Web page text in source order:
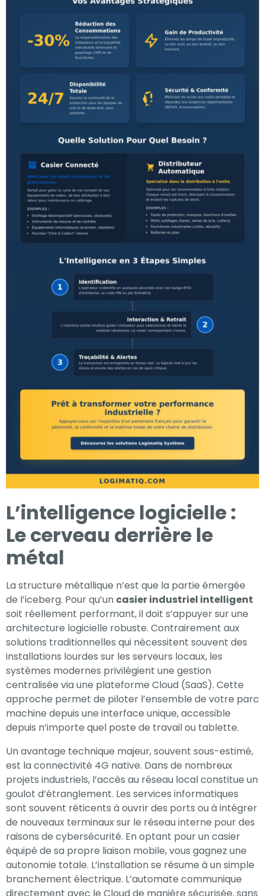
L’intelligence logicielle :
Le cerveau derrière le
métal
La structure métallique n’est que la partie émergée
de l’iceberg. Pour qu’un casier industriel intelligent
soit réellement performant, il doit s’appuyer sur une
architecture logicielle robuste. Contrairement aux
solutions traditionnelles qui nécessitent souvent des
installations lourdes sur les serveurs locaux, les
systèmes modernes privilégient une gestion
centralisée via une plateforme Cloud (SaaS). Cette
approche permet de piloter l’ensemble de votre parc
machine depuis une interface unique, accessible
depuis n’importe quel poste de travail ou tablette.
Un avantage technique majeur, souvent sous-estimé,
est la connectivité 4G native. Dans de nombreux
projets industriels, l’accès au réseau local constitue un
goulot d’étranglement. Les services informatiques
sont souvent réticents à ouvrir des ports ou à intégrer
de nouveaux terminaux sur le réseau interne pour des
raisons de cybersécurité. En optant pour un casier
équipé de sa propre liaison mobile, vous gagnez une
autonomie totale. L’installation se résume à un simple
branchement électrique. L’automate communique